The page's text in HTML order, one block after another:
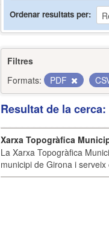
Ordenar resultats per
Filtres
Formats:
PDF
Resultat de la
Xarxa Topogràfica
La Xarxa Topogràfica
municipi de Girona i